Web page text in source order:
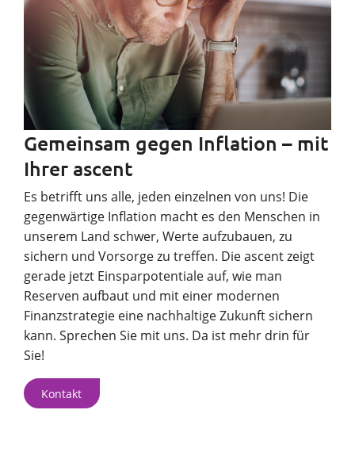
Gemeinsam gegen Inflation – mit
Ihrer ascent
Es betrifft uns alle, jeden einzelnen von uns! Die
gegenwärtige Inflation macht es den Menschen in
unserem Land schwer, Werte aufzubauen, zu
sichern und Vorsorge zu treffen. Die ascent zeigt
gerade jetzt Einsparpotentiale auf, wie man
Reserven aufbaut und mit einer modernen
Finanzstrategie eine nachhaltige Zukunft sichern
kann. Sprechen Sie mit uns. Da ist mehr drin für
Sie!
Kontakt